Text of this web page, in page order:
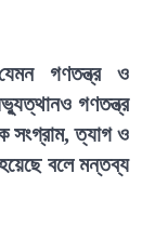
গণতন্ত্র ও
গণতন্ত্র
সংগ্রাম, ত্যাগ ও
বলে মন্তব্য